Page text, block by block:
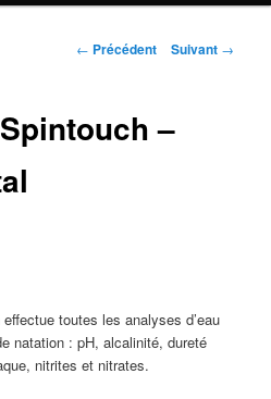
Navigation
← Précédent Suivant →
–
toutes les analyses d’eau
natation : pH, alcalinité, dureté
nitrites et nitrates.